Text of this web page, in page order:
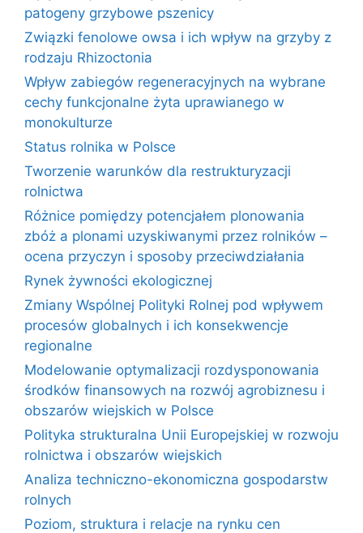
patogeny grzybowe pszenicy
Związki fenolowe owsa i ich wpływ na grzyby z
rodzaju Rhizoctonia
Wpływ zabiegów regeneracyjnych na wybrane
cechy funkcjonalne żyta uprawianego w
monokulturze
Status rolnika w Polsce
Tworzenie warunków dla restrukturyzacji
rolnictwa
Różnice pomiędzy potencjałem plonowania
zbóż a plonami uzyskiwanymi przez rolników –
ocena przyczyn i sposoby przeciwdziałania
Rynek żywności ekologicznej
Zmiany Wspólnej Polityki Rolnej pod wpływem
procesów globalnych i ich konsekwencje
regionalne
Modelowanie optymalizacji rozdysponowania
środków finansowych na rozwój agrobiznesu i
obszarów wiejskich w Polsce
Polityka strukturalna Unii Europejskiej w rozwoju
rolnictwa i obszarów wiejskich
Analiza techniczno-ekonomiczna gospodarstw
rolnych
Poziom, struktura i relacje na rynku cen